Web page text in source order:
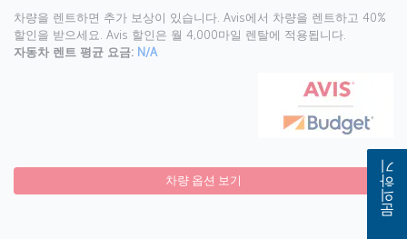
차량을 렌트하면 추가 보상이 있습니다. Avis에서 차량을 렌트하고 40%
할인을 받으세요. Avis 할인은 월 4,000마일 렌탈에 적용됩니다.
자동차 렌트 평균 요금: N/A
차량 옵션 보기 문의하기